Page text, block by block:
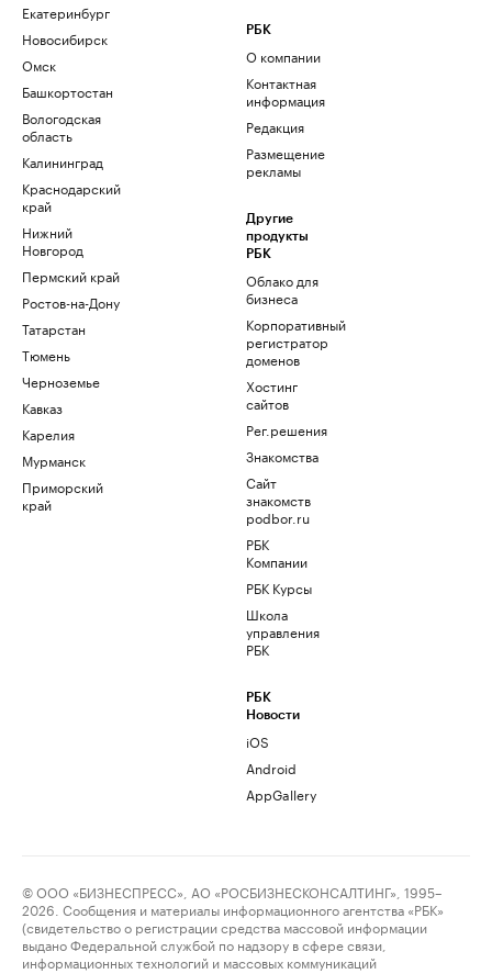
Екатеринбург
Новосибирск
Омск
Башкортостан
Вологодская
область
Калининград
Краснодарский
край
Нижний
Новгород
Пермский край
Ростов-на-Дону
Татарстан
Тюмень
Черноземье
Кавказ
Карелия
Мурманск
Приморский
край
РБК
О компании
Контактная
информация
Редакция
Размещение
рекламы
Другие
продукты
РБК
Облако для
бизнеса
Корпоративный
регистратор
доменов
Хостинг
сайтов
Рег.решения
Знакомства
Сайт
знакомств
podbor.ru
РБК
Компании
РБК Курсы
Школа
управления
РБК
РБК
Новости
iOS
Android
AppGallery
© ООО «БИЗНЕСПРЕСС», АО «РОСБИЗНЕСКОНСАЛТИНГ», 1995–
2026. Сообщения и материалы информационного агентства «РБК»
(свидетельство о регистрации средства массовой информации
выдано Федеральной службой по надзору в сфере связи,
информационных технологий и массовых коммуникаций